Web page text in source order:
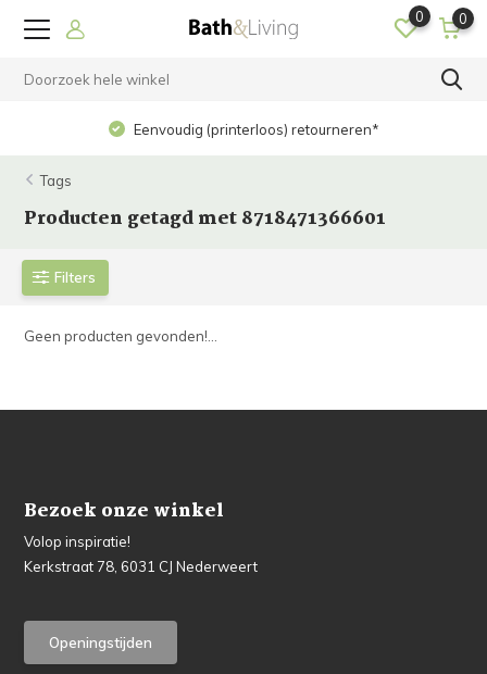
0 0
Eenvoudig (printerloos) retourneren*
Tags
Producten getagd met 8718471366601
Filters
Geen producten gevonden!...
Bezoek onze winkel
Volop inspiratie!
Kerkstraat 78, 6031 CJ Nederweert
Openingstijden